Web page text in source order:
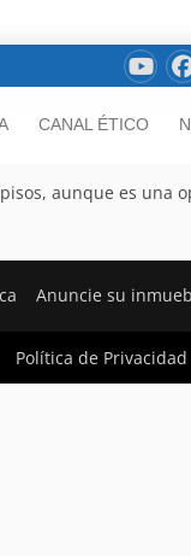
CANAL ÉTICO
aunque es una
Anuncie su
Política de Privacidad